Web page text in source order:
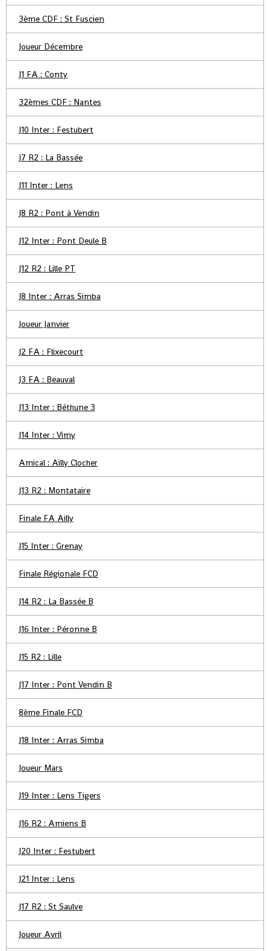
3ème CDF : St Fuscien
Joueur Décembre
J1 FA : Conty
32èmes CDF : Nantes
J10 Inter : Festubert
J7 R2 : La Bassée
J11 Inter : Lens
J8 R2 : Pont à Vendin
J12 Inter : Pont Deule B
J12 R2 : Lille PT
J8 Inter : Arras Simba
Joueur Janvier
J2 FA : Flixecourt
J3 FA : Beauval
J13 Inter : Béthune 3
J14 Inter : Vimy
Amical : Ailly Clocher
J13 R2 : Montataire
Finale FA Ailly
J15 Inter : Grenay
Finale Régionale FCD
J14 R2 : La Bassée B
J16 Inter : Péronne B
J15 R2 : Lille
J17 Inter : Pont Vendin B
8ème Finale FCD
J18 Inter : Arras Simba
Joueur Mars
J19 Inter : Lens Tigers
J16 R2 : Amiens B
J20 Inter : Festubert
J21 Inter : Lens
J17 R2 : St Saulve
Joueur Avril